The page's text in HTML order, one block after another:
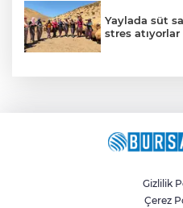
Yaylada süt
stres atıyorlar
Gizlilik
Çerez